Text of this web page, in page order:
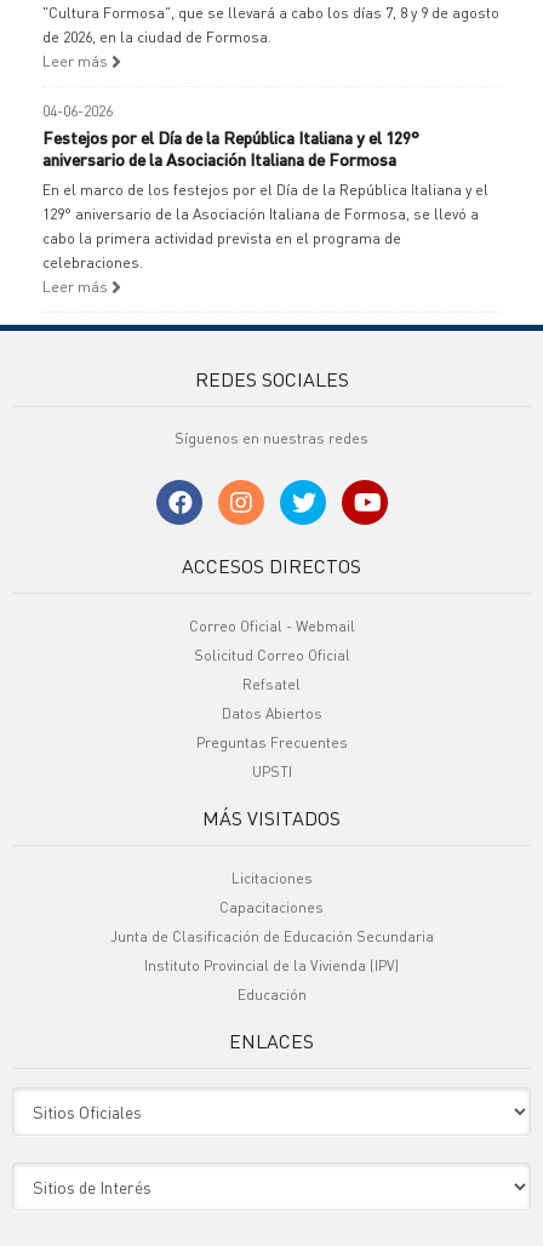
"Cultura Formosa", que se llevará a cabo los días 7, 8 y 9 de agosto
de 2026, en la ciudad de Formosa.
Leer más
04-06-2026
Festejos por el Día de la República Italiana y el 129°
aniversario de la Asociación Italiana de Formosa
En el marco de los festejos por el Día de la República Italiana y el
129° aniversario de la Asociación Italiana de Formosa, se llevó a
cabo la primera actividad prevista en el programa de
celebraciones.
Leer más
REDES SOCIALES
Síguenos en nuestras redes
ACCESOS DIRECTOS
Correo Oficial - Webmail
Solicitud Correo Oficial
Refsatel
Datos Abiertos
Preguntas Frecuentes
UPSTI
MÁS VISITADOS
Licitaciones
Capacitaciones
Junta de Clasificación de Educación Secundaria
Instituto Provincial de la Vivienda (IPV)
Educación
ENLACES